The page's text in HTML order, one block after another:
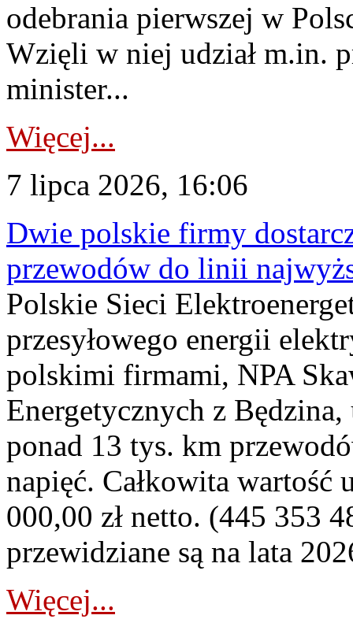
odebrania pierwszej w
Wzięli w niej udział m.in.
minister...
Więcej...
7 lipca 2026, 16:06
Dwie polskie firmy
przewodów do linii
Polskie Sieci
przesyłowego energii
polskimi firmami, NPA
Energetycznych z
ponad 13 tys. km
napięć. Całkowita
000,00 zł netto. (445 353
przewidziane są na lata
Więcej...